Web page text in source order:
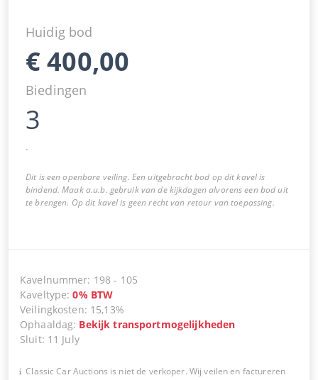
Huidig bod
€400,00
Biedingen
3
.
Dit is een openbare veiling. Een uitgebracht bod op dit kavel is
bindend. Maak a.u.b. gebruik van de kijkdagen alvorens een bod uit
te brengen. Op dit kavel is geen recht van retour van toepassing.
Kavelnummer: 198 - 105
Kaveltype:0% BTW
Veilingkosten: 15,13%
Ophaaldag: Bekijk transportmogelijkheden
Sluit: 11 July
Classic Car Auctions is niet de verkoper. Wij veilen en factureren